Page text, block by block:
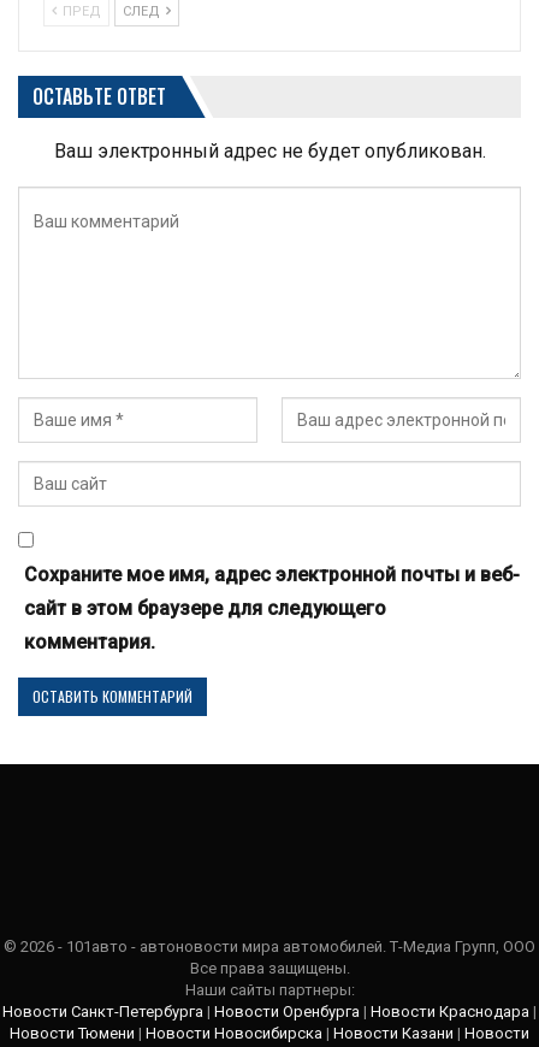
ПРЕД СЛЕД
ОСТАВЬТЕ ОТВЕТ
Ваш электронный адрес не будет опубликован.
Сохраните мое имя, адрес электронной почты и веб-
сайт в этом браузере для следующего
комментария.
© 2026 - 101авто - автоновости мира автомобилей. Т-Медиа Групп, ООО
Все права защищены.
Наши сайты партнеры:
Новости Санкт-Петербурга | Новости Оренбурга | Новости Краснодара |
Новости Тюмени | Новости Новосибирска | Новости Казани | Новости